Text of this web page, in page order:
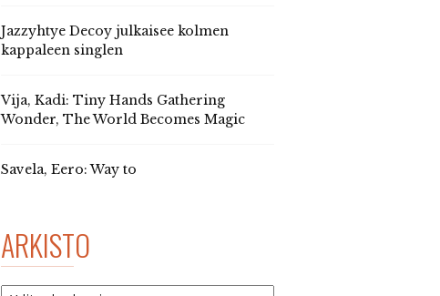
Jazzyhtye Decoy julkaisee kolmen
kappaleen singlen
Vija, Kadi: Tiny Hands Gathering
Wonder, The World Becomes Magic
Savela, Eero: Way to
ARKISTO
Arkisto